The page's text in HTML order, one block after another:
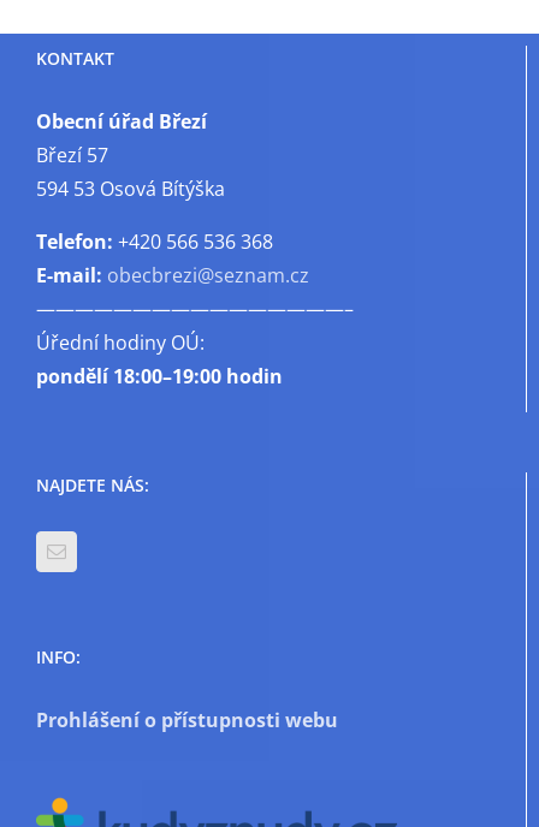
KONTAKT
Obecní úřad Březí
Březí 57
594 53 Osová Bítýška
Telefon: +420 566 536 368
E-mail: obecbrezi@seznam.cz
————————————————–
Úřední hodiny OÚ:
pondělí18:00–19:00 hodin
NAJDETE NÁS:
INFO:
Prohlášení o přístupnosti webu